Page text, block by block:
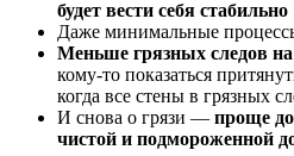
будет вести себя стабильно
Даже минимальные
Меньше грязных следов на
кому-то показаться
когда все стены в грязных
И снова о грязи — проще
чистой и подмороженной